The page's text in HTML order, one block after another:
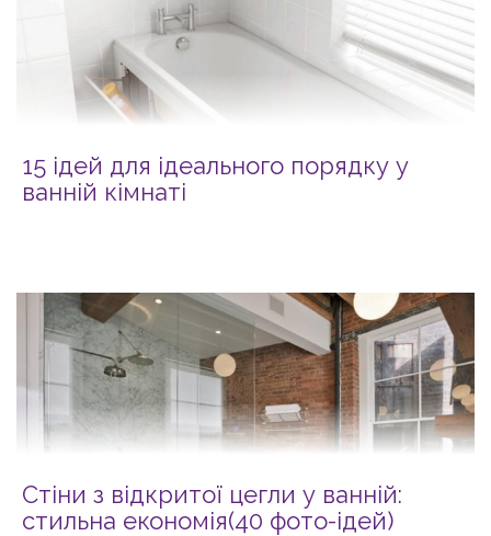
15 ідей для ідеального порядку у
ванній кімнаті
Стіни з відкритої цегли у ванній:
стильна економія(40 фото-ідей)